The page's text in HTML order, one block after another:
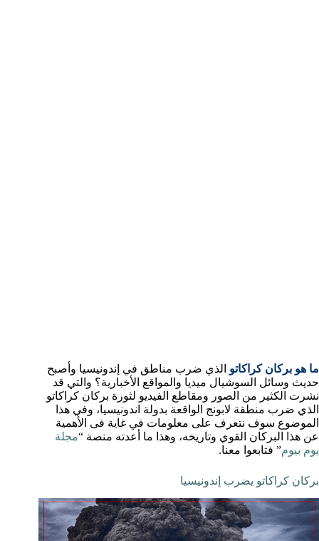
ما هو بركان كراكاتو الذي ضرب مناطق في إندونيسيا وأصبح
حديث وسائل السوشيال ميديا والمواقع الأخبارية؟ والتي قد
نشرت الكثير من الصور ومقاطع الفيديو لثورة بركان كراكاتو
الذي ضرب منطقة لابونج الواقعة بدولة اندونيسيا، وفي هذا
الموضوع سوف نتعرف على معلومات في غاية فى الأهمية
عن هذا البركان القوي وتاريخه، وهذا ما أعدته منصة “مجلة
يوم بيوم” فتابعوا معنا.
بركان كراكاتو يضرب إندونيسيا